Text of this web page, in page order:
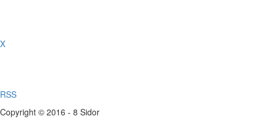
X
RSS
Copyright © 2016 - 8 Sidor